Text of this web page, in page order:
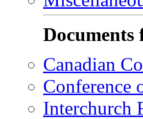
Documents
Canadian
Conference
Interchurch